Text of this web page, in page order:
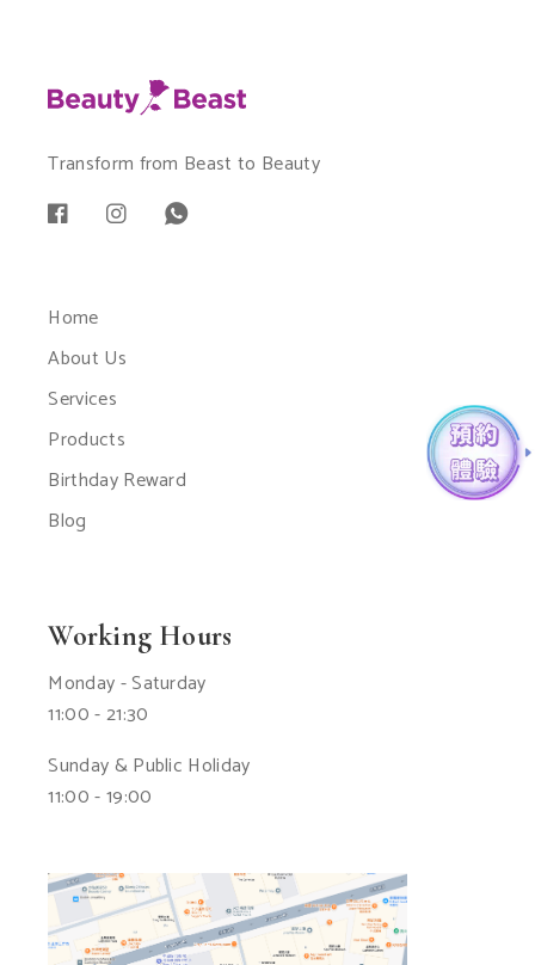
Transform from Beast to Beauty
Home
About Us
Services
Products
Birthday Reward
Blog
Working Hours
Monday - Saturday
11:00 - 21:30
Sunday & Public Holiday
11:00 - 19:00